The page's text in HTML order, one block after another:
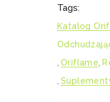
Tags:
Katalog
Oriflame